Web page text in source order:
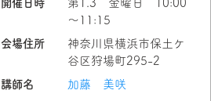
開催日時
第1.3 金曜日 10:00
～11:15
会場住所
神奈川県横浜市保土ケ
谷区狩場町295-2
講師名
加藤 美咲